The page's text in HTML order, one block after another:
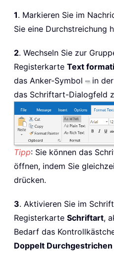
1. Markieren Sie im
Sie eine Durchstreichung
2. Wechseln Sie zur
Registerkarte Text
das Anker-Symbol
in der
das Schriftart-Dialogfeld
Tipp: Sie können das
öffnen, indem Sie
drücken.
3. Aktivieren Sie im
Registerkarte Schriftart,
Bedarf das
Doppelt Durchgestrichen